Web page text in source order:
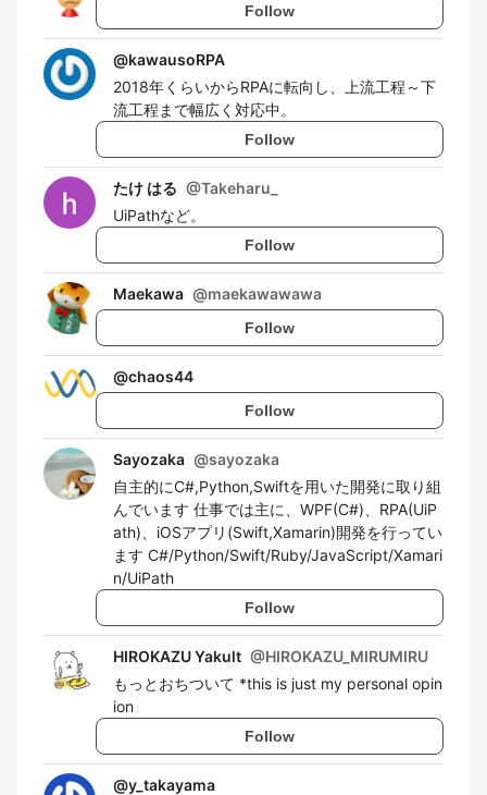
Follow
@kawausoRPA
2018年くらいからRPAに転向し、上流工程～下
流工程まで幅広く対応中。
Follow
たけ はる @Takeharu_
UiPathなど。
Follow
Maekawa @maekawawawa
Follow
@chaos44
Follow
Sayozaka @sayozaka
自主的にC#,Python,Swiftを用いた開発に取り組
んでいます 仕事では主に、WPF(C#)、RPA(UiP
ath)、iOSアプリ(Swift,Xamarin)開発を行ってい
ます C#/Python/Swift/Ruby/JavaScript/Xamari
n/UiPath
Follow
HIROKAZU Yakult @HIROKAZU_MIRUMIRU
もっとおちついて *this is just my personal opin
ion
Follow
@y_takayama